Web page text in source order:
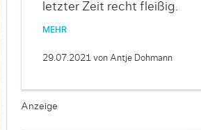
letzter Zeit recht fleißig.
MEHR
29.07.2021 von Antje Dohmann
Anzeige